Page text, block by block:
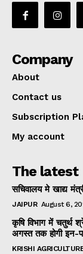
Company
About
Contact us
Subscription
My account
The latest
सचिवालय मे खाद्य
JAIPUR August 6,
कृषि विभाग में चतुर्थ
अगस्त तक होगी इन-
KRISHI